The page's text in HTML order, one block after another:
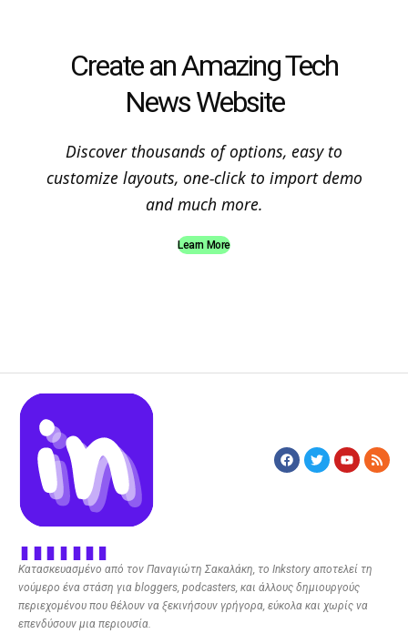
Create an Amazing Tech
News Website
Discover thousands of options, easy to
customize layouts, one-click to import demo
and much more.
Learn More
Κατασκευασμένο από τον Παναγιώτη Σακαλάκη, το Inkstory αποτελεί τη
νούμερο ένα στάση για bloggers, podcasters, και άλλους δημιουργούς
περιεχομένου που θέλουν να ξεκινήσουν γρήγορα, εύκολα και χωρίς να
επενδύσουν μια περιουσία.